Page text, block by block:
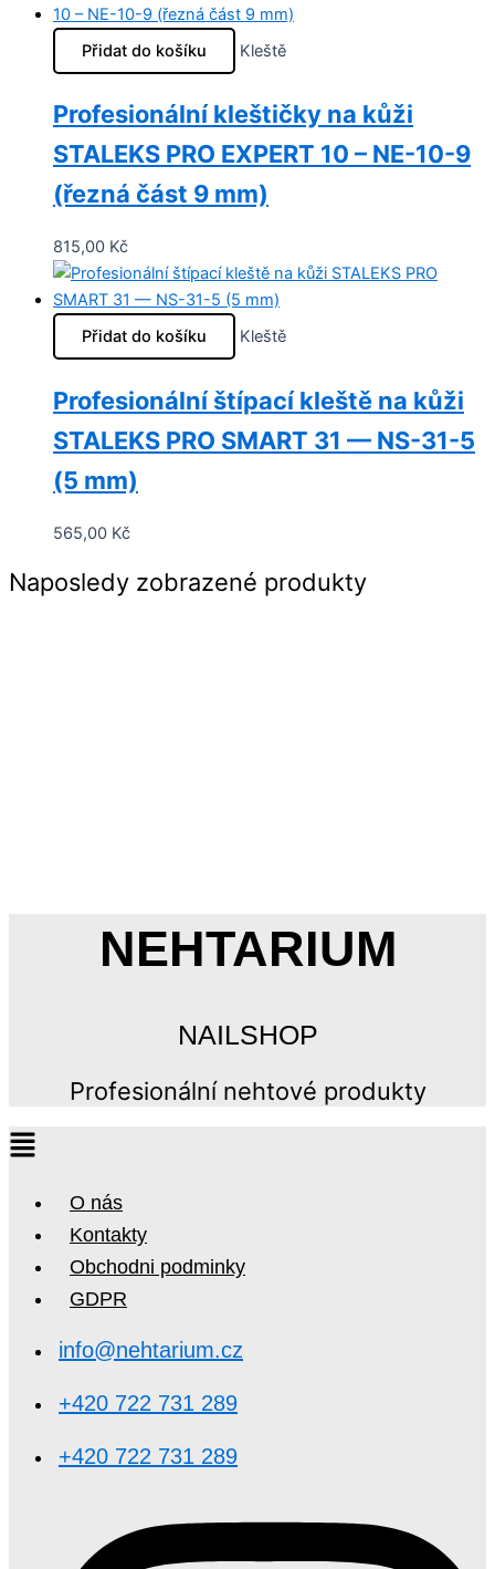
Přidat do košíku Kleště
Profesionální kleštičky na kůži
STALEKS PRO EXPERT 10 – NE-10-9
(řezná část 9 mm)
815,00 Kč
Přidat do košíku Kleště
Profesionální štípací kleště na kůži
STALEKS PRO SMART 31 — NS-31-5
(5 mm)
565,00 Kč
Naposledy zobrazené produkty
NEHTARIUM
NAILSHOP
Profesionální nehtové produkty
O nás
Kontakty
Obchodni podminky
GDPR
info@nehtarium.cz
+420 722 731 289
+420 722 731 289